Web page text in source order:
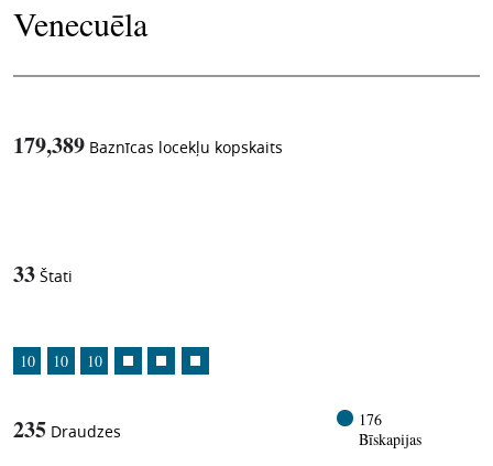
Venecuēla
179,389 Baznīcas locekļu kopskaits
33 Štati
10 10 10
235 Draudzes
176
Bīskapijas